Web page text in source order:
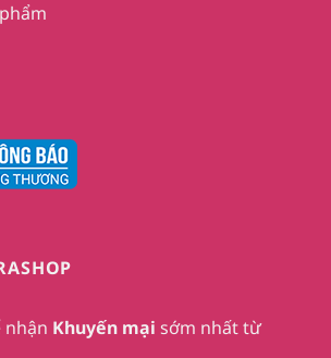
nhận Khuyến mại sớm nhất từ